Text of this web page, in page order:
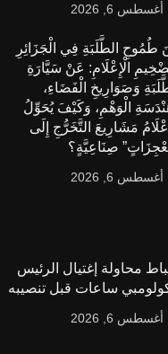
أغسطس 6, 2026
طُمُوحِ الطَّلَبَةِ فِي الْجَزَائِرِ
الْإِعْلَامِ: عَنْ سَيَّارَةِ
وَصَوَارِيخِ الْفَضَاءِ،
الْوَهْمِ، وَكَيْفَ يُحَوِّلُ
مَشَارِيعَ التَّخَرُّجِ إِلَى
صِنَاعِيَّةٍ؟
أغسطس 6, 2026
محاولة إغتيال الرئيس
ساعات قبل تنصيبه
أغسطس 6, 2026